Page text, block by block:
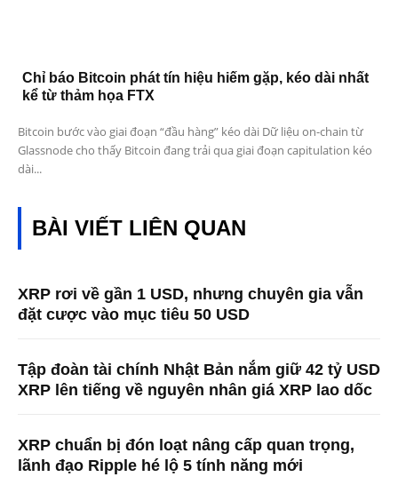
Chỉ báo Bitcoin phát tín hiệu hiếm gặp, kéo dài nhất
kể từ thảm họa FTX
Bitcoin bước vào giai đoạn “đầu hàng” kéo dài Dữ liệu on-chain từ
Glassnode cho thấy Bitcoin đang trải qua giai đoạn capitulation kéo
dài...
BÀI VIẾT LIÊN QUAN
XRP rơi về gần 1 USD, nhưng chuyên gia vẫn
đặt cược vào mục tiêu 50 USD
Tập đoàn tài chính Nhật Bản nắm giữ 42 tỷ USD
XRP lên tiếng về nguyên nhân giá XRP lao dốc
XRP chuẩn bị đón loạt nâng cấp quan trọng,
lãnh đạo Ripple hé lộ 5 tính năng mới